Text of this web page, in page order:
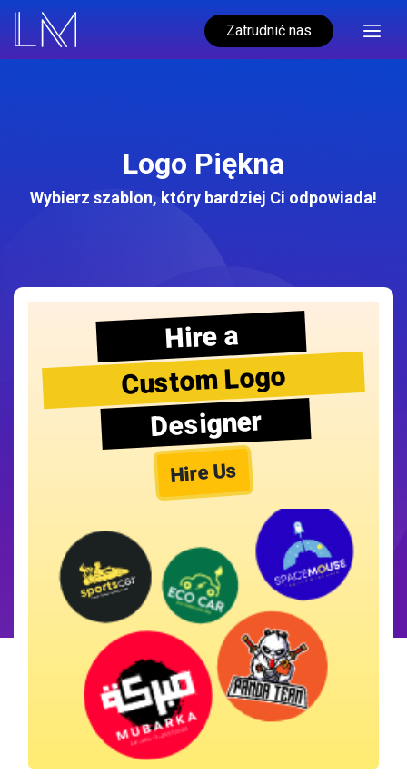
Zatrudnić nas
Logo Piękna
Wybierz szablon, który bardziej Ci odpowiada!
Hire a
Custom Logo
Designer
Hire Us